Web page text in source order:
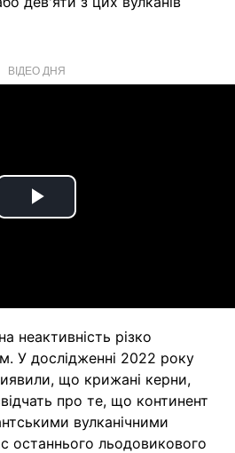
ВІДЕО ДНЯ
Play
неактивність різко
У дослідженні 2022 року
що крижані керни,
про те, що континент
вулканічними
останнього льодовикового